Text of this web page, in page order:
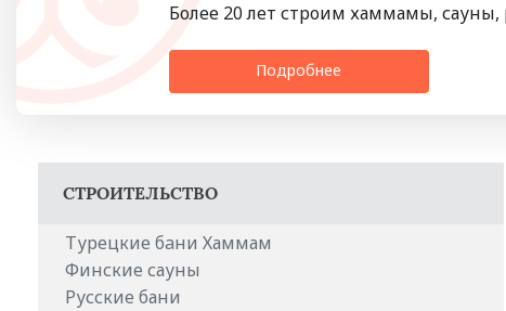
Более 20 лет строим хаммамы,
Подробнее
СТРОИТЕЛЬСТВО
Турeцкие бaни Хаммам
Финские сауны
Русские бани